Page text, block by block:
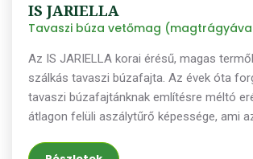
IS JARIELLA
Tavaszi búza vetőmag
Az IS JARIELLA korai érésű, magas
szálkás tavaszi búzafajta. Az évek óta
tavaszi búzafajtánknak említésre méltó
átlagon felüli aszálytűrő képessége, ami
egyre fontosabb képességnek mutatkozik.